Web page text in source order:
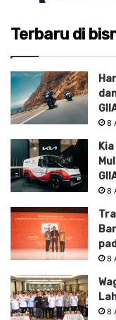
Terbaru di
8
8
8
8